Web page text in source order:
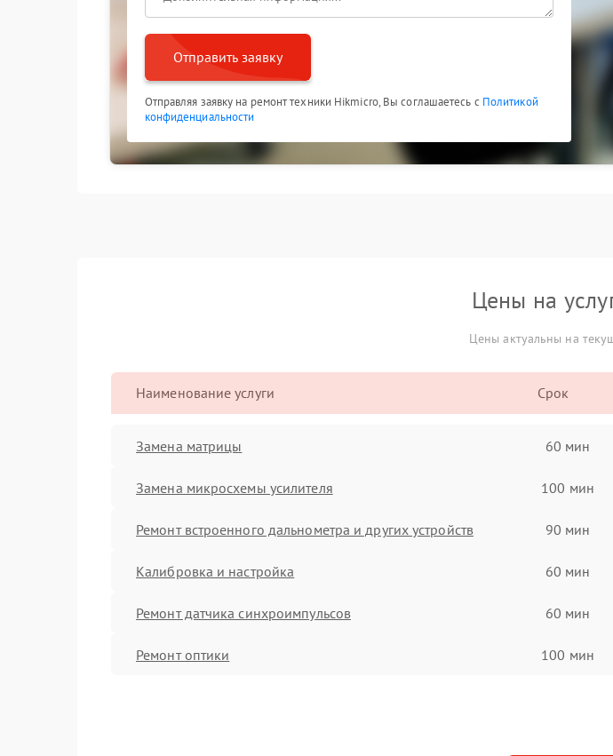
Отправить заявку
Отправляя заявку на ремонт техники Hikmicro, Вы соглашаетесь с Политикой
конфиденциальности
Цены на
Цены актуальны на
Наименование услуги Срок
Замена матрицы 60 мин
Замена микросхемы усилителя 100 мин
Ремонт встроенного дальнометра и других устройств 90 мин
Калибровка и настройка 60 мин
Ремонт датчика синхроимпульсов 60 мин
Ремонт оптики 100 мин